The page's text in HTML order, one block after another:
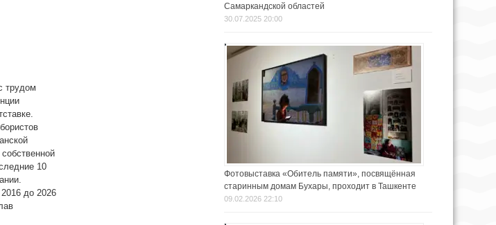
трудом
10
до 2026
Самаркандской областей
30.07.2025 20:00
Фотовыставка «Обитель памяти», посвящённая
старинным домам Бухары, проходит в Ташкенте
09.02.2026 22:10